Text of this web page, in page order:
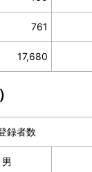
761
17,680
録者数
男